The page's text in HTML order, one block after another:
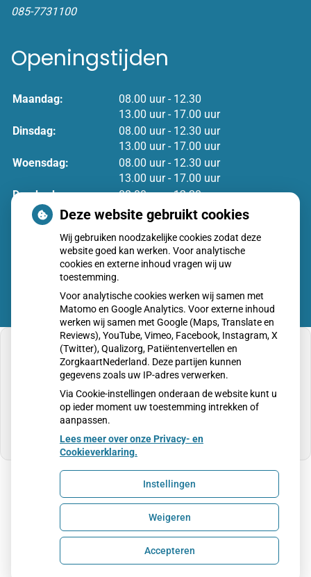
085-7731100
Openingstijden
Maandag: 08.00 uurtot
- 12.30
13.00 uurtot
- 17.00 uur
Dinsdag:
08.00 uurtot
- 12.30 uur
13.00 uurtot
- 17.00 uur
Woensdag:
08.00 uurtot
- 12.30 uur
13.00 uurtot
- 17.00 uur
Donderdag:
08.00 uurtot
- 12.30 uur
13.00 uurtot
- 17.00 uur
Vrijdag:
08.00 uur
13.00 uurtot
- 17.00 uur
U heeft geen toestemming gegeven voor
externe inhoud die nodig is om dit te zien.
Cookie-instellingen wijzigen
Uw Zorg Online
Cookie-instellingen
Deze website gebruikt cookies
Wij gebruiken noodzakelijke cookies zodat deze
website goed kan werken. Voor analytische
cookies en externe inhoud vragen wij uw
toestemming.
Voor analytische cookies werken wij samen met
Matomo en Google Analytics. Voor externe inhoud
werken wij samen met Google (Maps, Translate en
Reviews), YouTube, Vimeo, Facebook, Instagram, X
(Twitter), Qualizorg, Patiëntenvertellen en
ZorgkaartNederland. Deze partijen kunnen
gegevens zoals uw IP-adres verwerken.
Via Cookie-instellingen onderaan de website kunt u
op ieder moment uw toestemming intrekken of
aanpassen.
Lees meer over onze Privacy- en
Cookieverklaring.
Instellingen
Weigeren
Accepteren